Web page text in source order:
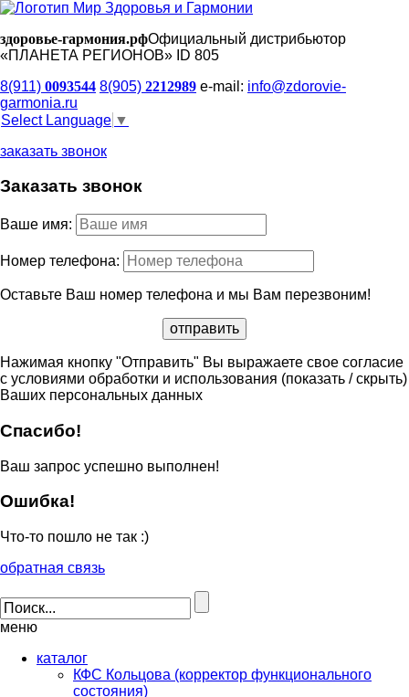
здоровье-гармония.рфОфициальный дистрибьютор
«ПЛАНЕТА РЕГИОНОВ» ID 805
8(911) 0093544 8(905) 2212989 e-mail: info@zdorovie-
garmonia.ru
Select Language ▼
заказать звонок
Заказать звонок
Ваше имя:
Номер телефона:
Оставьте Ваш номер телефона и мы Вам перезвоним!
Нажимая кнопку "Отправить" Вы выражаете свое согласие
с условиями обработки и использования (показать / скрыть)
Ваших персональных данных
Спасибо!
Ваш запрос успешно выполнен!
Ошибка!
Что-то пошло не так :)
обратная связь
меню
каталог
КФС Кольцова (корректор функционального
состояния)